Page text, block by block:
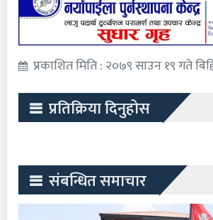
प्रकाशित मिति : २०७९ साउन १९ गते
प्रतिक्रिया दिनुहोस
संबन्धित समाचार